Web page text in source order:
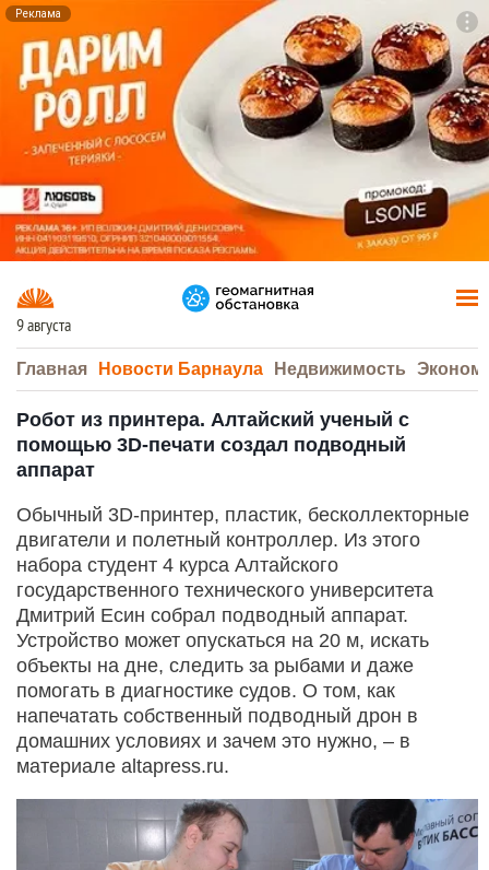
Реклама
9 августа
Главная Новости Барнаула Недвижимость
Робот из принтера. Алтайский ученый с
помощью 3D-печати создал подводный
аппарат
Обычный 3D-принтер, пластик, бесколлекторные
двигатели и полетный контроллер. Из этого
набора студент 4 курса Алтайского
государственного технического университета
Дмитрий Есин собрал подводный аппарат.
Устройство может опускаться на 20 м, искать
объекты на дне, следить за рыбами и даже
помогать в диагностике судов. О том, как
напечатать собственный подводный дрон в
домашних условиях и зачем это нужно, – в
материале altapress.ru.